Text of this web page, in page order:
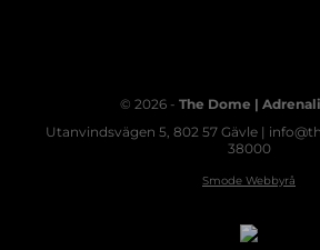
© 2026 - The Dome |
Utanvindsvägen 5, 802 57 Gävle |
38000
Smode Webbyrå